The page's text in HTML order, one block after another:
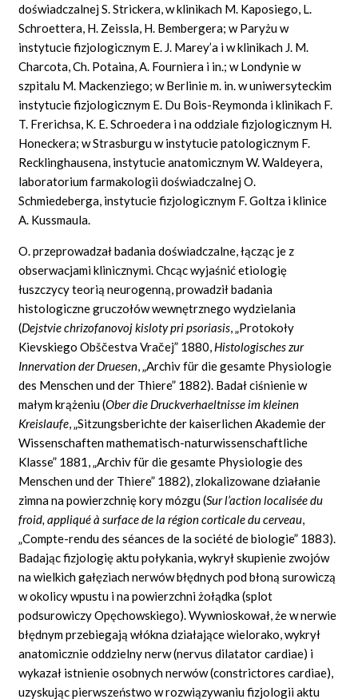
doświadczalnej S. Strickera, w klinikach M. Kaposiego, L.
Schroettera, H. Zeissla, H. Bembergera; w Paryżu w
instytucie fizjologicznym E. J. Marey’a i w klinikach J. M.
Charcota,Ch. Potaina, A. Fourniera i in.; w Londynie w
szpitalu M. Mackenziego; w Berlinie m. in. w uniwersyteckim
instytucie fizjologicznym E. Du Bois-Reymonda i klinikach F.
T. Frerichsa, K. E. Schroedera i na oddziale fizjologicznym H.
Honeckera; w Strasburgu w instytucie patologicznym F.
Recklinghausena, instytucie anatomicznym W. Waldeyera,
laboratorium farmakologii doświadczalnej O.
Schmiedeberga, instytucie fizjologicznym F. Goltza i klinice
A. Kussmaula.
O. przeprowadzał badania doświadczalne, łącząc je z
obserwacjami klinicznymi. Chcąc wyjaśnić etiologię
łuszczycy teorią neurogenną, prowadził badania
histologiczne gruczołów wewnętrznego wydzielania
(Dejstvie chrizofanovojkisloty pripsoriasis,„Protokoły
Kievskiego ObščestvaVračej” 1880, Histologisches zur
Innervation der Druesen,„Archiv für die gesamte Physiologie
des Menschen und der Thiere” 1882). Badał ciśnienie w
małym krążeniu(Ober die Druckverhaeltnisse im kleinen
Kreislaufe,„Sitzungsberichte der kaiserlichen Akademie der
Wissenschaften mathematisch-naturwissenschaftliche
Klasse” 1881,„Archiv für die gesamte Physiologie des
Menschen und der Thiere” 1882), zlokalizowane działanie
zimna na powierzchnię kory mózgu(Sur l’action localisée du
froid, appliqué à surface de la région corticale du cerveau,
„Compte-rendudes séances de la société de biologie” 1883).
Badając fizjologię aktu połykania, wykrył skupienie zwojów
na wielkich gałęziach nerwów błędnych pod błoną surowiczą
w okolicy wpustu i na powierzchni żołądka (splot
podsurowiczy Opęchowskiego). Wywnioskował, że w nerwie
błędnym przebiegają włókna działające wielorako, wykrył
anatomicznie oddzielny nerw(nervusdilatator cardiae) i
wykazał istnienie osobnych nerwów (constrictores cardiae),
uzyskując pierwszeństwo w rozwiązywaniu fizjologii aktu